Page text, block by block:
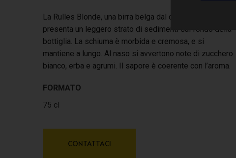
La Rulles Blonde, una birra belga dal colore dorato,
presenta un leggero strato di sedimenti sul fondo della
bottiglia. La schiuma è morbida e cremosa, e si
mantiene a lungo. Al naso si avvertono note di zucchero
bianco, erba e agrumi. Il sapore è coerente con l’aroma.
FORMATO
75 cl
CONTATTACI